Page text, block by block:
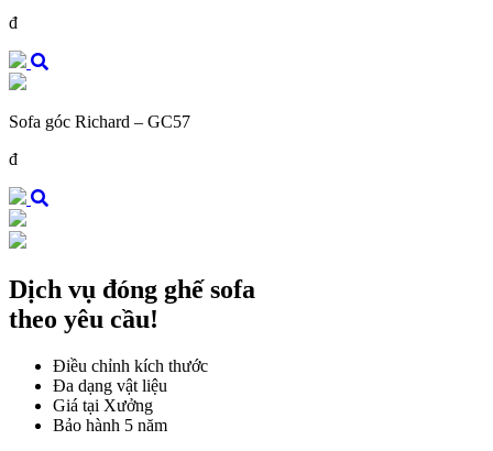
đ
Sofa góc Richard – GC57
đ
Dịch vụ đóng ghế sofa
theo yêu cầu!
Điều chỉnh kích thước
Đa dạng vật liệu
Giá tại Xưởng
Bảo hành 5 năm